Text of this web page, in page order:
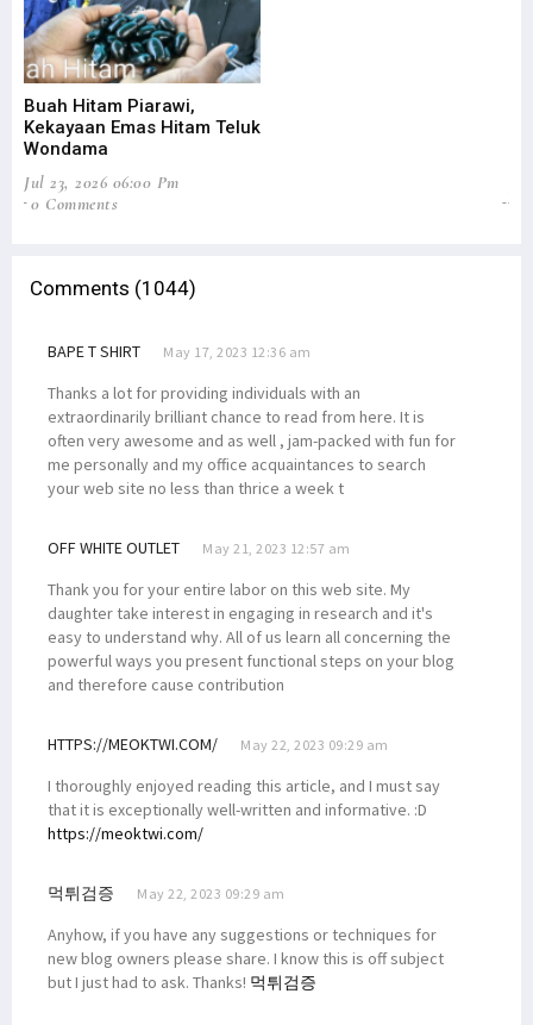
Buah Hitam Piarawi,
Kekayaan Emas Hitam Teluk
Wondama
Jul 23, 2026 06:00 Pm
0 Comments
Comments (1044)
BAPE T SHIRT May 17, 2023 12:36 am
Thanks a lot for providing individuals with an
extraordinarily brilliant chance to read from here. It is
often very awesome and as well , jam-packed with fun for
me personally and my office acquaintances to search
your web site no less than thrice a week t
OFF WHITE OUTLET May 21, 2023 12:57 am
Thank you for your entire labor on this web site. My
daughter take interest in engaging in research and it's
easy to understand why. All of us learn all concerning the
powerful ways you present functional steps on your blog
and therefore cause contribution
HTTPS://MEOKTWI.COM/ May 22, 2023 09:29 am
I thoroughly enjoyed reading this article, and I must say
that it is exceptionally well-written and informative. :D
https://meoktwi.com/
먹튀검증 May 22, 2023 09:29 am
Anyhow, if you have any suggestions or techniques for
new blog owners please share. I know this is off subject
but I just had to ask. Thanks! 먹튀검증